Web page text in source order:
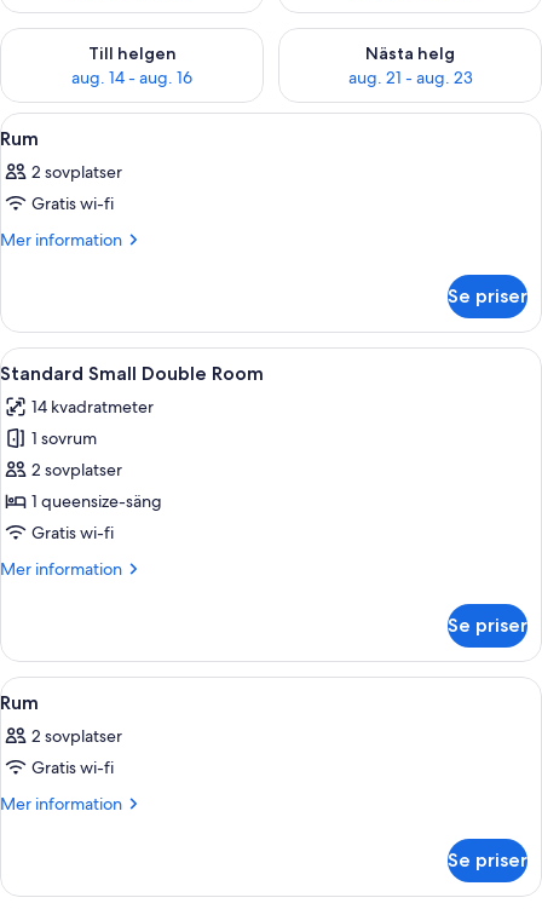
Till helgen
aug. 14 - aug. 16
Kontrollera tillgängligheten för den här helgen aug. 14 - aug.
Nästa helg
aug. 21 - aug. 23
Kontrollera tillgängligheten
Öppna
alla
foton
för
Rum
Ett hotellrum med en stor säng, ett
4
Rum
2 sovplatser
Gratis wi-fi
Mer information
Mer
Se priser
Öppna
alla
foton
för
Standard
Small
Double
Ett hotellrum med en stor säng, en
1
Standard Small Double Room
14 kvadratmeter
1 sovrum
2 sovplatser
1 queensize-säng
Gratis wi-fi
Mer information
Mer
Small
Double
Room
Se priser
Öppna
alla
foton
för
Rum
Ett hotellrum med en stor säng, ett
4
Rum
2 sovplatser
Gratis wi-fi
Mer information
Mer
Se priser